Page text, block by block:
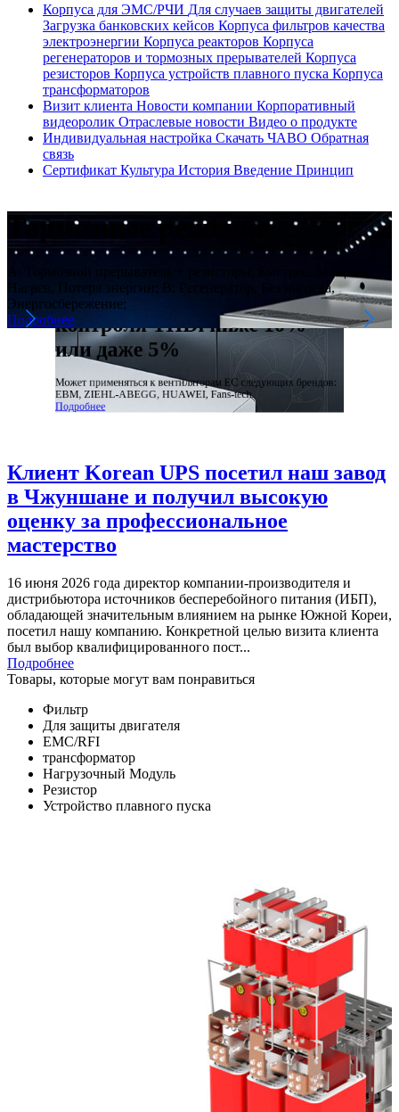
Корпуса для ЭМС/РЧИ Для случаев защиты двигателей
Загрузка банковских кейсов Корпуса фильтров качества
электроэнергии Корпуса реакторов Корпуса
регенераторов и тормозных прерывателей Корпуса
резисторов Корпуса устройств плавного пуска Корпуса
трансформаторов
Визит клиента Новости компании Корпоративный
видеоролик Отраслевые новости Видео о продукте
Индивидуальная настройка Скачать ЧАВО Обратная
связь
Сертификат Культура История Введение Принцип
Пассивные гармонические
фильтры
Коэффициент гармонических искажений тока (THDi) на
стороне линии частотно-регулируемого привода (ЧРП)
превышает 40%; при использовании гармонического фильтра
THDi составляет менее 5%.
Подробнее
Гармонический фильтр ECF,
разработанный для
вентиляторов EC: для
контроля THDi ниже 10%
или даже 5%
Может применяться к вентиляторам EC следующих брендов:
EBM, ZIEHL-ABEGG, HUAWEI, Fans-tech.
Подробнее
Тормозные решения
A: Тормозной прерыватель + резисторы, Быстрее, Мощнее,
Нагрев, Потеря энергии; B: Регенератор, Без нагрева,
Энергосбережение;
Подробнее
Клиент Korean UPS посетил наш завод
в Чжуншане и получил высокую
оценку за профессиональное
мастерство
16 июня 2026 года директор компании-производителя и
дистрибьютора источников бесперебойного питания (ИБП),
обладающей значительным влиянием на рынке Южной Кореи,
посетил нашу компанию. Конкретной целью визита клиента
был выбор квалифицированного пост...
Подробнее
Товары, которые могут вам понравиться
Фильтр
Для защиты двигателя
EMC/RFI
трансформатор
Нагрузочный Модуль
Резистор
Устройство плавного пуска